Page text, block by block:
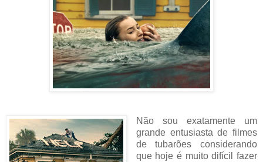
Não sou exatamente um
grande entusiasta de filmes
de tubarões considerando
que hoje é muito difícil fazer